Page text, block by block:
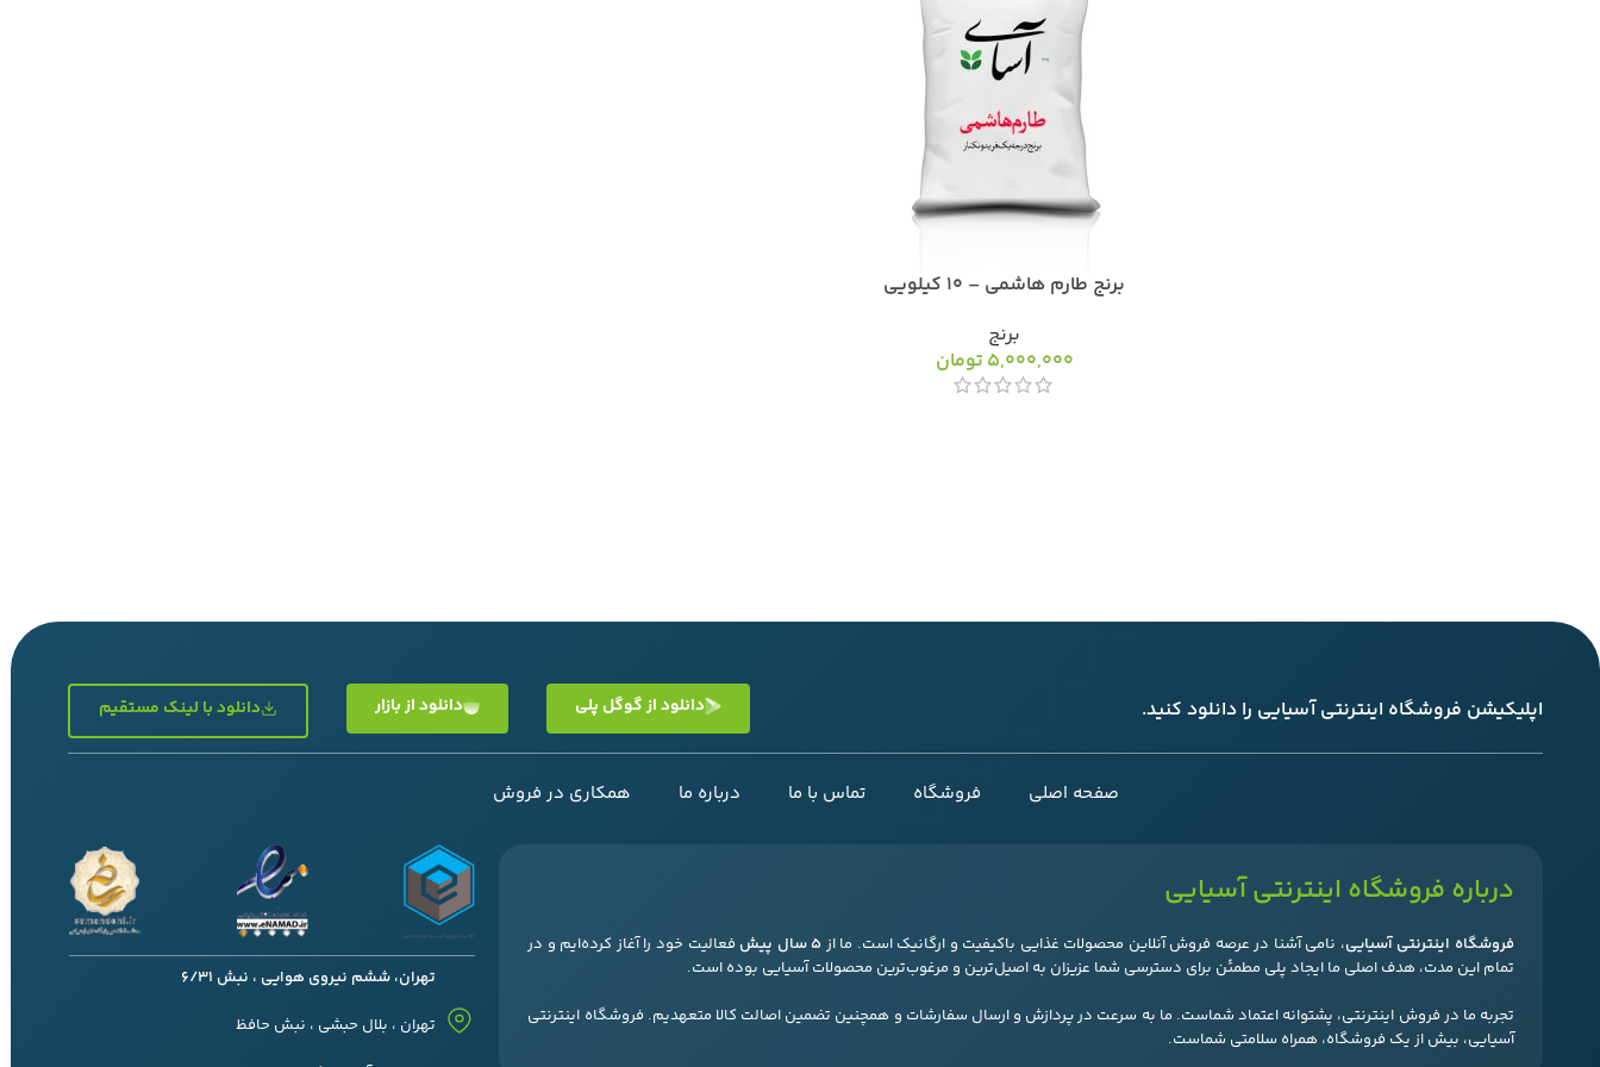
برنج طارم هاشمی – 10 کیلویی
برنج
5,000,000 تومان
اپلیکیشن فروشگاه اینترنتی آسیایی را دانلود کنید. دانلود از گوگل پلی دانلود از بازار دانلود با لینک مستقیم
صفحه اصلی فروشگاه تماس با ما درباره ما همکاری در فروش
درباره فروشگاه اینترنتی آسیایی
فروشگاه اینترنتی آسیایی، نامی آشنا در عرصه فروش آنلاین محصولات غذایی باکیفیت و ارگانیک است. ما از ۵ سال پیش
فعالیت خود را آغاز کرده‌ایم و در
تمام این مدت، هدف اصلی ما ایجاد پلی مطمئن برای دسترسی شما عزیزان به اصیل‌ترین و مرغوب‌ترین محصولات آسیایی بوده است.
تجربه ما در فروش اینترنتی، پشتوانه اعتماد شماست. ما به سرعت در پردازش و ارسال سفارشات و همچنین تضمین اصالت کالا متعهدیم. فروشگاه اینترنتی
آسیایی، بیش از یک فروشگاه، همراه سلامتی شماست.
تهران، ششم نیروی هوایی ، نبش 6/31
تهران ، بلال حبشی ، نبش حافظ